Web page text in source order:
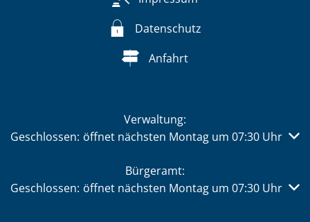
Datenschutz
Anfahrt
Verwaltung:
Klicken, um weitere Öffnungs- oder Schließzeiten
Geschlossen: öffnet nächsten Montag um 07:30 Uhr
Bürgeramt:
Klicken, um weitere Öffnungs- oder Schließzeiten
Geschlossen: öffnet nächsten Montag um 07:30 Uhr